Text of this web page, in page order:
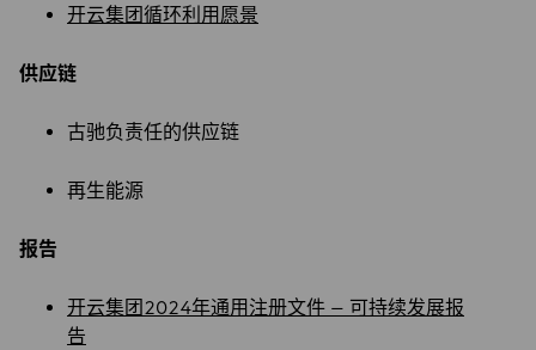
开云集团循环利用愿景
供应链
古驰负责任的供应链
再生能源
报告
开云集团2024年通用注册文件 – 可持续发展报
告